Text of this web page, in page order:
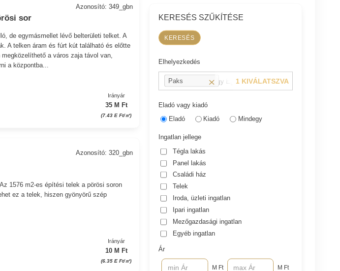
sor
Azonosító: 349_gbn
de egymásmellet lévő belterületi telket. A
A telken áram és fúrt kút található és előtte
a város zaja távol van,
a központba...
Irányár
35 M Ft
(7.43 E Ft/㎡)
Azonosító: 320_gbn
1576 m2-es építési telek a pörösi soron
ez a telek, hiszen gyönyörű szép
Irányár
10 M Ft
(6.35 E Ft/㎡)
KERESÉS SZŰKÍTÉSE
Elhelyezkedés
pl.: 13 kerület vagy Eger, Dobó utca
Paks 1 KIVÁLATSZVA
Eladó vagy kiadó
Eladó
Kiadó Mindegy
Ingatlan jellege
Tégla lakás
Panel lakás
Családi ház
Telek
Iroda, üzleti ingatlan
Ipari ingatlan
Mezőgazdasági ingatlan
Egyéb ingatlan
Ár
M Ft M Ft